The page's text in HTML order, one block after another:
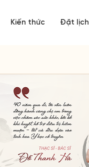
Kiến thức Đặt lịch